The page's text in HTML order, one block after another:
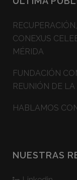
CONEXUS
MÉRIDA
FUNDACIÓN
REUNIÓN DE
HABLAMOS
NUESTRAS